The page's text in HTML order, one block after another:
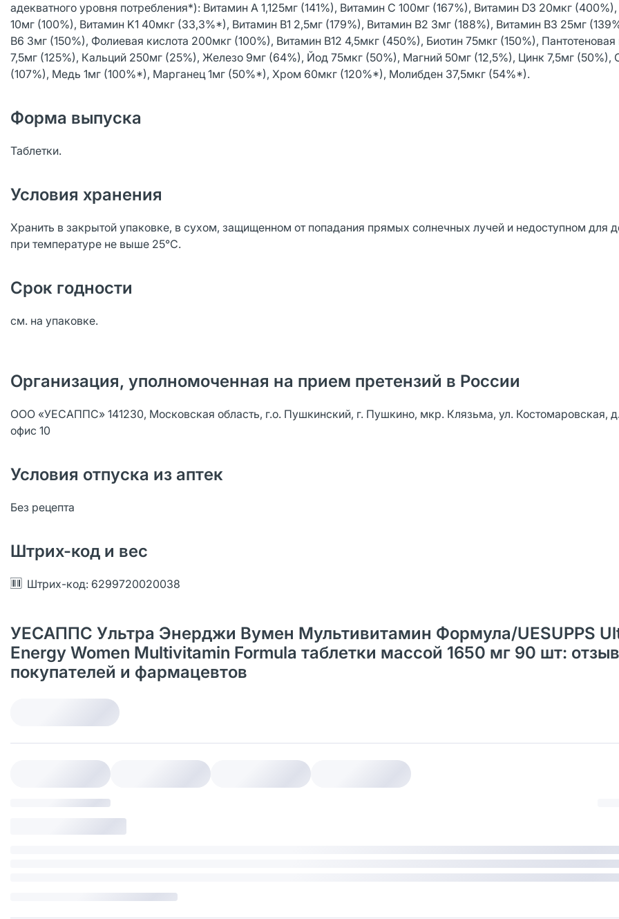
адекватного уровня потребления*): Витамин А 1,125мг (141%), Витамин C 100мг (167%), Витамин D3 20мкг
10мг (100%), Витамин K1 40мкг (33,3%*), Витамин B1 2,5мг (179%), Витамин B2 3мг (188%), Витамин B3 25мг
B6 3мг (150%), Фолиевая кислота 200мкг (100%), Витамин B12 4,5мкг (450%), Биотин 75мкг (150%), Пантотеновая
7,5мг (125%), Кальций 250мг (25%), Железо 9мг (64%), Йод 75мкг (50%), Магний 50мг (12,5%), Цинк 7,5мг (50%),
(107%), Медь 1мг (100%*), Марганец 1мг (50%*), Хром 60мкг (120%*), Молибден 37,5мкг (54%*).
Форма выпуска
Таблетки.
Условия хранения
Хранить в закрытой упаковке, в сухом, защищенном от попадания прямых солнечных лучей и недоступном для
при температуре не выше 25°С.
Срок годности
см. на упаковке.
Организация, уполномоченная на прием претензий в России
ООО «УЕСАППС» 141230, Московская область, г.о. Пушкинский, г. Пушкино, мкр. Клязьма, ул. Костомаровская, д.
офис 10
Условия отпуска из аптек
Без рецепта
Штрих-код и вес
Штрих-код: 6299720020038
УЕСАППС Ультра Энерджи Вумен Мультивитамин Формула/UESUPPS
Energy Women Multivitamin Formula таблетки массой 1650 мг 90 шт:
покупателей и фармацевтов